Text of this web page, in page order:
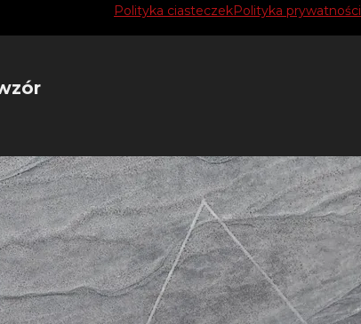
Polityka ciasteczekPolityka prywatności
podróżnika.